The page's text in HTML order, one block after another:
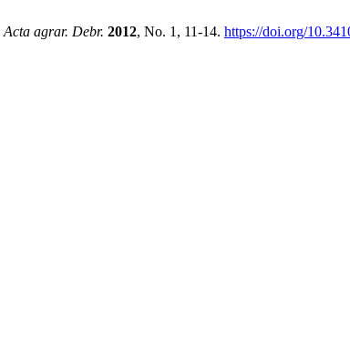
Acta agrar. Debr. 2012, No. 1, 11-14. https://doi.org/